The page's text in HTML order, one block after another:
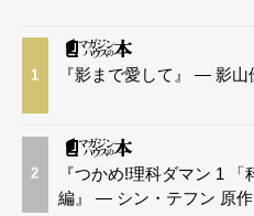
1 『影まで愛して』 — 影山
2
『つかめ!理科ダマン 1
編』 — シン・テフン 原